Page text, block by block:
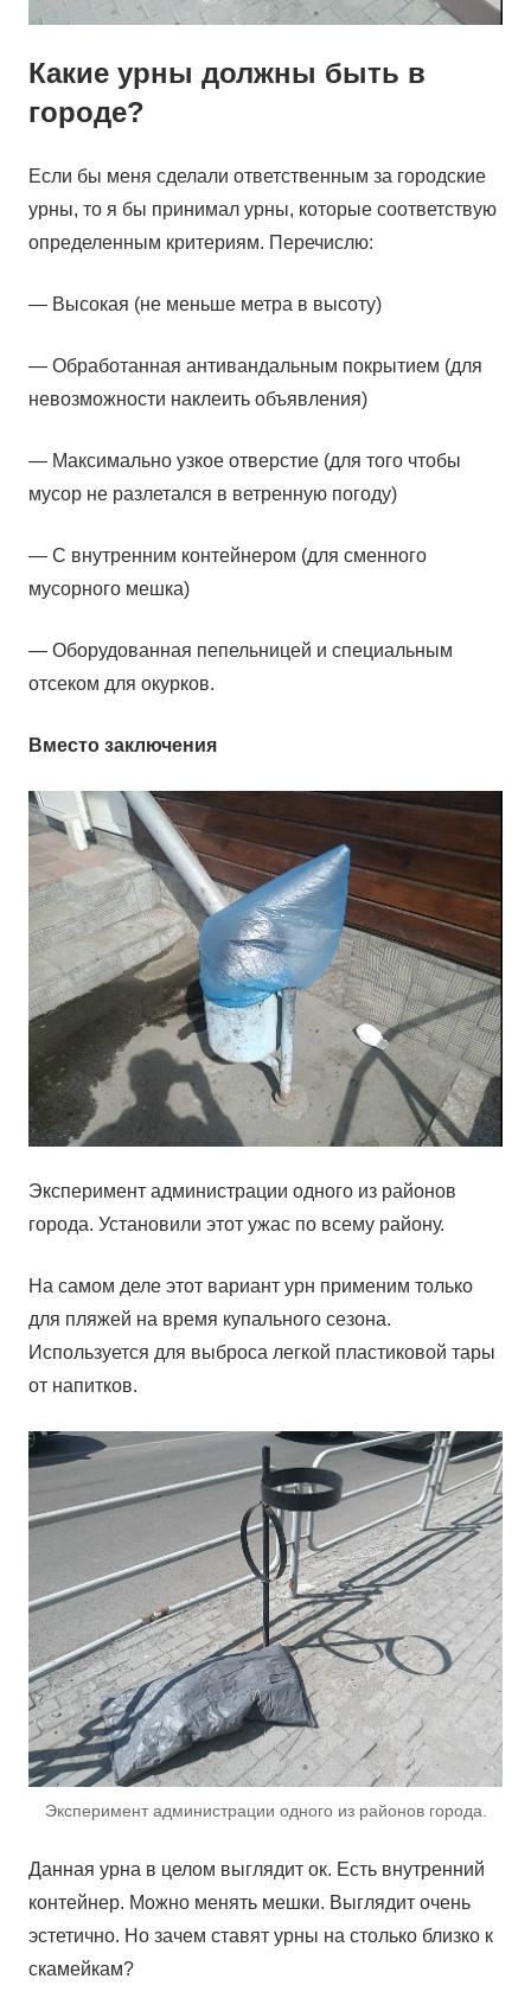
Какие урны должны быть в
городе?
Если бы меня сделали ответственным за городские
урны, то я бы принимал урны, которые соответствую
определенным критериям. Перечислю:
— Высокая (не меньше метра в высоту)
— Обработанная антивандальным покрытием (для
невозможности наклеить объявления)
— Максимально узкое отверстие (для того чтобы
мусор не разлетался в ветренную погоду)
— С внутренним контейнером (для сменного
мусорного мешка)
— Оборудованная пепельницей и специальным
отсеком для окурков.
Вместо заключения
Эксперимент администрации одного из районов
города. Установили этот ужас по всему району.
На самом деле этот вариант урн применим только
для пляжей на время купального сезона.
Используется для выброса легкой пластиковой тары
от напитков.
Эксперимент администрации одного из районов города.
Данная урна в целом выглядит ок. Есть внутренний
контейнер. Можно менять мешки. Выглядит очень
эстетично. Но зачем ставят урны на столько близко к
скамейкам?